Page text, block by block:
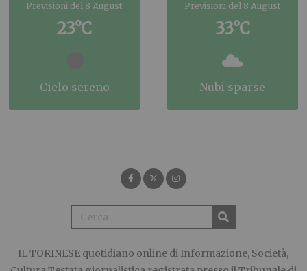
Previsioni del 8 August
23°C
cielo sereno
Previsioni del 8 August
33°C
nubi sparse
IL TORINESE quotidiano online di Informazione, Società,